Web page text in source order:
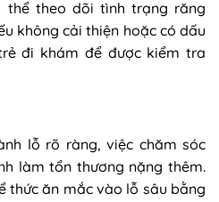
thể theo dõi tình trạng răng
không cải thiện hoặc có dấu
đi khám để được kiểm tra
lỗ rõ ràng, việc chăm sóc
làm tổn thương nặng thêm.
thức ăn mắc vào lỗ sâu bằng